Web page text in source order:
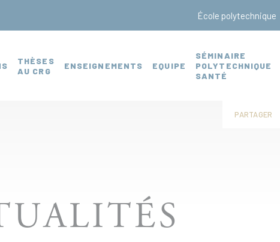
École polytechnique
THÈSES
AU CRG
ENSEIGNEMENTS EQUIPE
SÉMINAIRE
POLYTECHNIQUE
SANTÉ
PARTAGER